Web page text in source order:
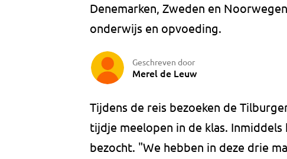
Denemarken, Zweden en
onderwijs en opvoeding.
Geschreven door
Merel de Leuw
Tijdens de reis bezoeken de
tijdje meelopen in de klas.
bezocht. "We hebben in deze drie